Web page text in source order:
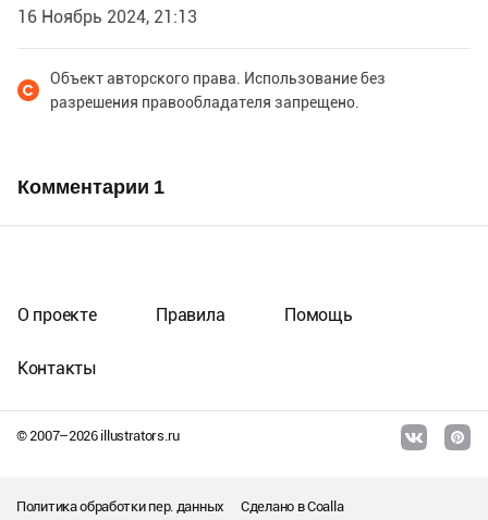
16 Ноябрь 2024, 21:13
Объект авторского права. Использование без
разрешения правообладателя запрещено.
Комментарии 1
© 2007–2026illustrators.ru
О проекте Правила Помощь
Контакты
Политика обработки пер. данных Сделано вCoalla